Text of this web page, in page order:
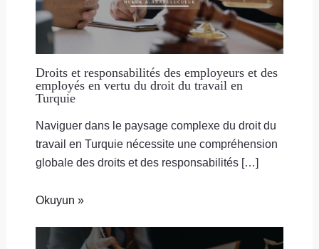
Droits et responsabilités des employeurs et des
employés en vertu du droit du travail en
Turquie
Naviguer dans le paysage complexe du droit du
travail en Turquie nécessite une compréhension
globale des droits et des responsabilités […]
Okuyun »